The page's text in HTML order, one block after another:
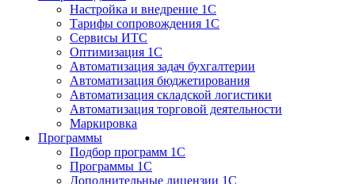
Настройка и внедрение 1С
Тарифы сопровождения 1С
Сервисы ИТС
Оптимизация 1С
Автоматизация задач бухгалтерии
Автоматизация бюджетирования
Автоматизация складской логистики
Автоматизация торговой деятельности
Маркировка
Программы
Подбор программ 1С
Программы 1С
Дополнительные лицензии 1С